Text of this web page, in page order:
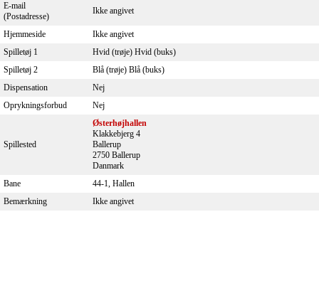
E-mail
(Postadresse)
Ikke angivet
Hjemmeside
Ikke angivet
Spilletøj 1
Hvid (trøje) Hvid (buks)
Spilletøj 2
Blå (trøje) Blå (buks)
Dispensation
Nej
Oprykningsforbud
Nej
Spillested
Østerhøjhallen
Klakkebjerg 4
Ballerup
2750 Ballerup
Danmark
Bane
44-1, Hallen
Bemærkning
Ikke angivet